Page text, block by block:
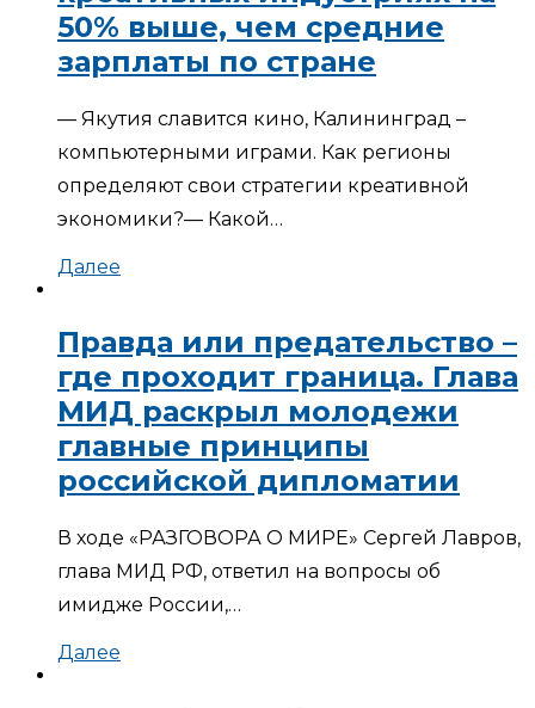
50% выше, чем средние
зарплаты по стране
— Якутия славится кино, Калининград –
компьютерными играми. Как регионы
определяют свои стратегии креативной
экономики?— Какой…
Далее
Правда или предательство –
где проходит граница. Глава
МИД раскрыл молодежи
главные принципы
российской дипломатии
В ходе «РАЗГОВОРА О МИРЕ» Сергей Лавров,
глава МИД РФ, ответил на вопросы об
имидже России,…
Далее